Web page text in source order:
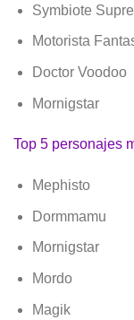
Symbiote
Motorista
Doctor Voodoo
Mornigstar
Top 5 personajes
Mephisto
Dormmamu
Mornigstar
Mordo
Magik